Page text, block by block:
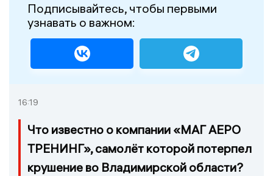
Подписывайтесь, чтобы первыми
узнавать о важном:
16:19
Что известно о компании «МАГ АЕРО
ТРЕНИНГ», самолёт которой потерпел
крушение во Владимирской области?